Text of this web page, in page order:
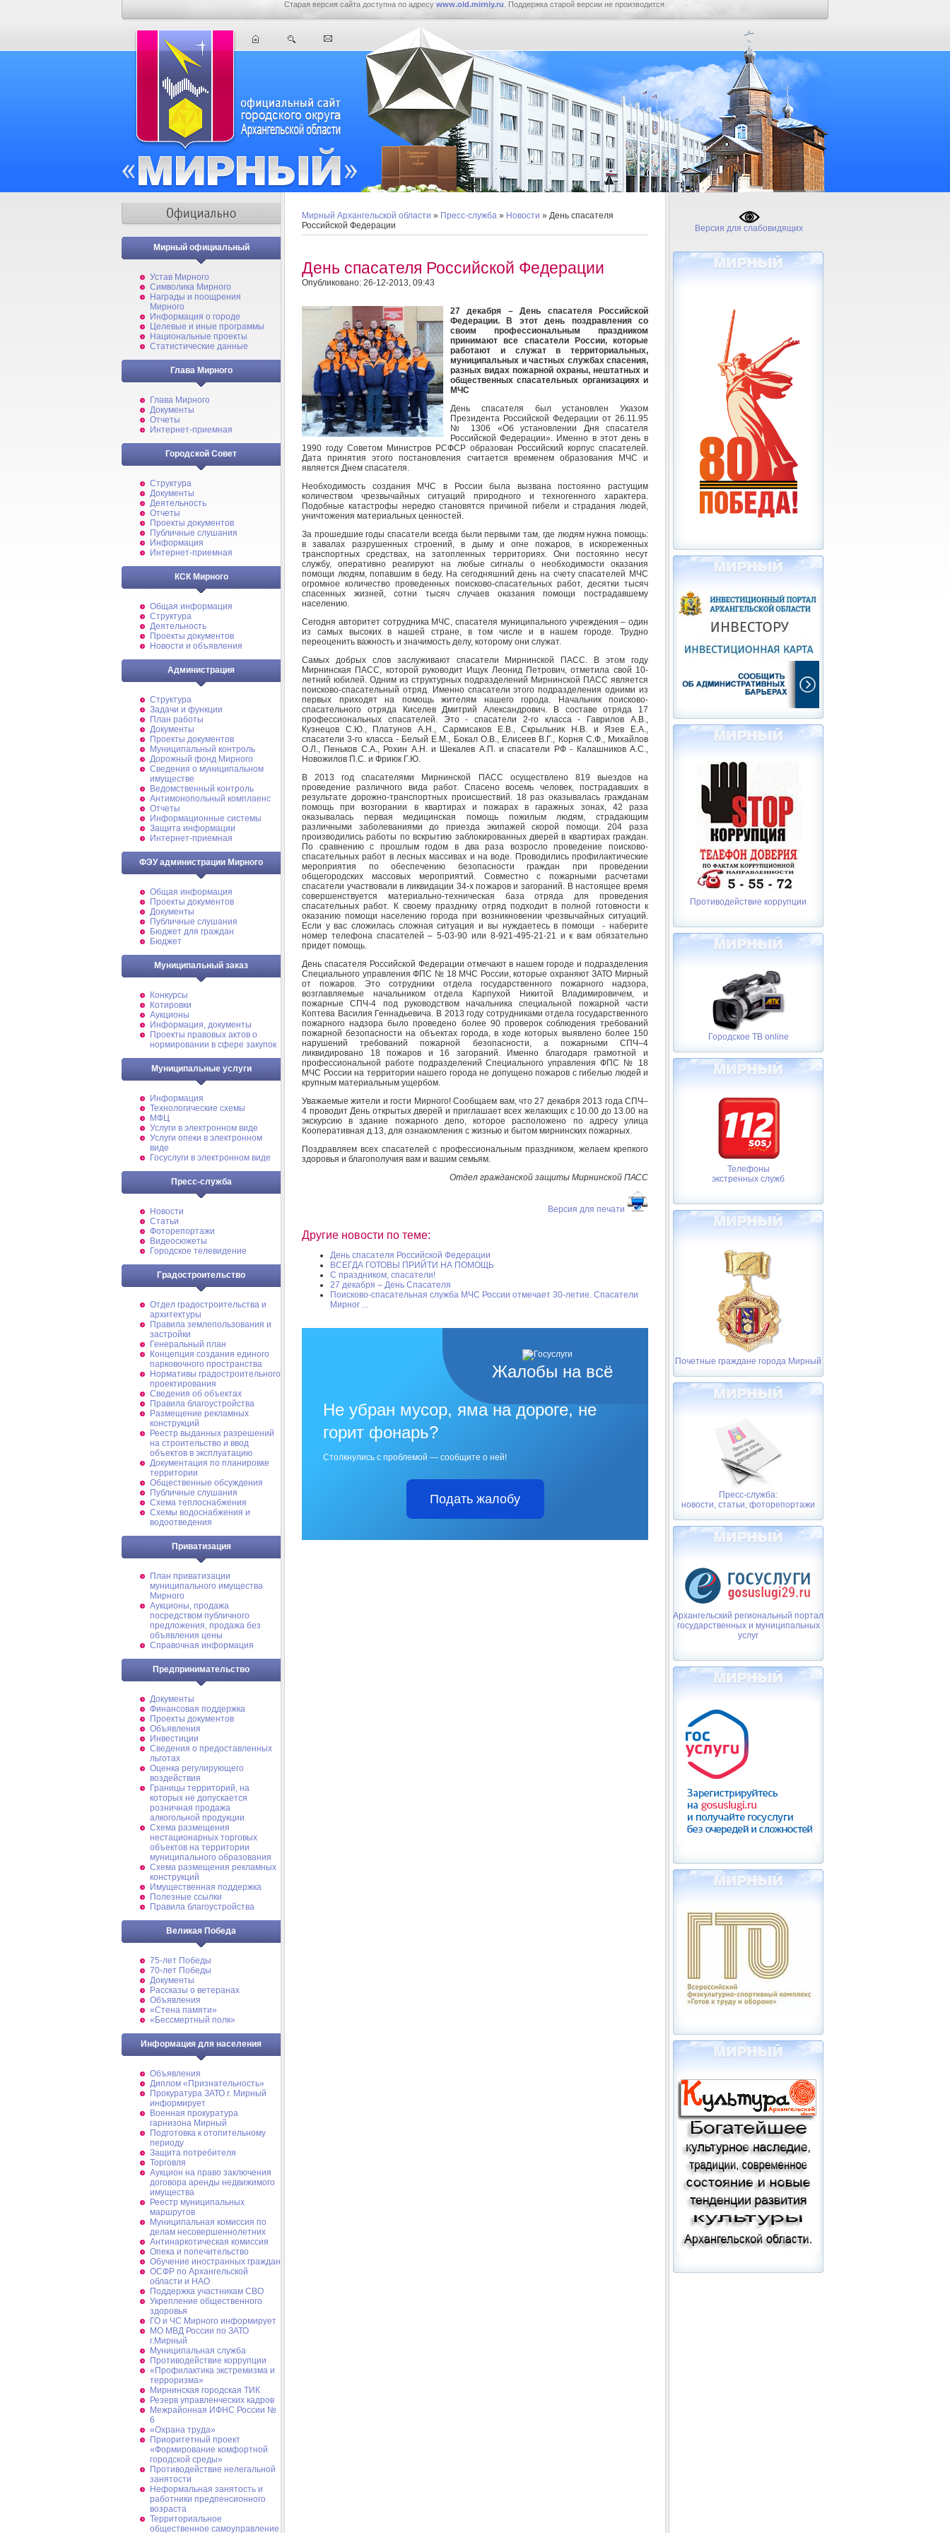
Старая версия сайта доступна по адресу www.old.mirniy.ru . Поддержка старой версии не производится.
Мирный официальный
Устав Мирного
Символика Мирного
Награды и поощрения
Мирного
Информация о городе
Целевые и иные программы
Национальные проекты
Статистические данные
Глава Мирного
Глава Мирного
Документы
Отчеты
Интернет-приемная
Городской Совет
Структура
Документы
Деятельность
Отчеты
Проекты документов
Публичные слушания
Информация
Интернет-приемная
КСК Мирного
Общая информация
Структура
Деятельность
Проекты документов
Новости и объявления
Администрация
Структура
Задачи и функции
План работы
Документы
Проекты документов
Муниципальный контроль
Дорожный фонд Мирного
Cведения о муниципальном
имуществе
Ведомственный контроль
Антимонопольный комплаенс
Отчеты
Информационные системы
Защита информации
Интернет-приемная
ФЭУ администрации Мирного
Общая информация
Проекты документов
Документы
Публичные слушания
Бюджет для граждан
Бюджет
Муниципальный заказ
Конкурсы
Котировки
Аукционы
Информация, документы
Проекты правовых актов о
нормировании в сфере закупок
Муниципальные услуги
Информация
Технологические схемы
МФЦ
Услуги в электронном виде
Услуги опеки в электронном
виде
Госуслуги в электронном виде
Пресс-служба
Новости
Статьи
Фоторепортажи
Видеосюжеты
Городское телевидение
Градостроительство
Отдел градостроительства и
архитектуры
Правила землепользования и
застройки
Генеральный план
Концепция создания единого
парковочного пространства
Нормативы градостроительного
проектирования
Сведения об объектах
Правила благоустройства
Размещение рекламных
конструкций
Реестр выданных разрешений
на строительство и ввод
объектов в эксплуатацию
Документация по планировке
территории
Общественные обсуждения
Публичные слушания
Схема теплоснабжения
Схемы водоснабжения и
водоотведения
Приватизация
План приватизации
муниципального имущества
Мирного
Аукционы, продажа
посредством публичного
предложения, продажа без
объявления цены
Справочная информация
Предпринимательство
Документы
Финансовая поддержка
Проекты документов
Объявления
Инвестиции
Сведения о предоставленных
льготах
Оценка регулирующего
воздействия
Границы территорий, на
которых не допускается
розничная продажа
алкогольной продукции
Схема размещения
нестационарных торговых
объектов на территории
муниципального образования
Схема размещения рекламных
конструкций
Имущественная поддержка
Полезные ссылки
Правила благоустройства
Великая Победа
75-лет Победы
70-лет Победы
Документы
Рассказы о ветеранах
Объявления
«Стена памяти»
«Бессмертный полк»
Информация для населения
Объявления
Диплом «Признательность»
Прокуратура ЗАТО г. Мирный
информирует
Военная прокуратура
гарнизона Мирный
Подготовка к отопительному
периоду
Защита потребителя
Торговля
Аукцион на право заключения
договора аренды недвижимого
имущества
Реестр муниципальных
маршрутов
Муниципальная комиссия по
делам несовершеннолетних
Антинаркотическая комиссия
Опека и попечительство
Обучение иностранных граждан
ОСФР по Архангельской
области и НАО
Поддержка участникам СВО
Укрепление общественного
здоровья
ГО и ЧС Мирного информирует
МО МВД России по ЗАТО
г.Мирный
Муниципальная cлужба
Противодействие коррупции
«Профилактика экстремизма и
терроризма»
Мирнинская городская ТИК
Резерв управленческих кадров
Межрайонная ИФНС России №
6
«Охрана труда»
Приоритетный проект
«Формирование комфортной
городской среды»
Противодействие нелегальной
занятости
Неформальная занятость и
работники предпенсионного
возраста
Территориальное
общественное самоуправление
Мирный Архангельской области » Пресс-служба » Новости » День спасателя
Российской Федерации
День спасателя Российской Федерации
Опубликовано: 26-12-2013, 09:43
27 декабря – День спасателя Российской
Федерации. В этот день поздравления со
своим профессиональным праздником
принимают все спасатели России, которые
работают и служат в территориальных,
муниципальных и частных службах спасения,
разных видах пожарной охраны, нештатных и
общественных спасательных организациях и
МЧС
День спасателя был установлен Указом
Президента Российской Федерации от 26.11.95
№ 1306 «Об установлении Дня спасателя
Российской Федерации». Именно в этот день в
1990 году Советом Министров РСФСР образован Российский корпус спасателей.
Дата принятия этого постановления считается временем образования МЧС и
является Днем спасателя.
Необходимость создания МЧС в России была вызвана постоянно растущим
количеством чрезвычайных ситуаций природного и техногенного характера.
Подобные катастрофы нередко становятся причиной гибели и страдания людей,
уничтожения материальных ценностей.
За прошедшие годы спасатели всегда были первыми там, где людям нужна помощь:
в завалах разрушенных строений, в дыму и огне пожаров, в искореженных
транспортных средствах, на затопленных территориях. Они постоянно несут
службу, оперативно реагируют на любые сигналы о необходимости оказания
помощи людям, попавшим в беду. На сегодняшний день на счету спасателей МЧС
огромное количество проведенных поисково-спасательных работ, десятки тысяч
спасенных жизней, сотни тысяч случаев оказания помощи пострадавшему
населению.
Сегодня авторитет сотрудника МЧС, спасателя муниципального учреждения – один
из самых высоких в нашей стране, в том числе и в нашем городе. Трудно
переоценить важность и значимость делу, которому они служат.
Самых добрых слов заслуживают спасатели Мирнинской ПАСС. В этом году
Мирнинская ПАСС, которой руководит Ищук Леонид Петрович, отметила свой 10-
летний юбилей. Одним из структурных подразделений Мирнинской ПАСС является
поисково-спасательный отряд. Именно спасатели этого подразделения одними из
первых приходят на помощь жителям нашего города. Начальник поисково-
спасательного отряда Киселев Дмитрий Александрович. В составе отряда 17
профессиональных спасателей. Это - спасатели 2-го класса - Гаврилов А.В.,
Кузнецов С.Ю., Платунов А.Н., Сармисаков Е.В., Скрыльник Н.В. и Язев Е.А.,
спасатели 3-го класса - Белый Е.М., Бокал О.В., Елисеев В.Г., Корня С.Ф., Михайлов
О.Л., Пеньков С.А., Рохин А.Н. и Шекалев А.П. и спасатели РФ - Калашников А.С.,
Новожилов П.С. и Фриюк Г.Ю.
В 2013 год спасателями Мирнинской ПАСС осуществлено 819 выездов на
проведение различного вида работ. Спасено восемь человек, пострадавших в
результате дорожно-транспортных происшествий. 18 раз оказывалась гражданам
помощь при возгорании в квартирах и пожарах в гаражных зонах, 42 раза
оказывалась первая медицинская помощь пожилым людям, страдающим
различными заболеваниями до приезда экипажей скорой помощи. 204 раза
производились работы по вскрытию заблокированных дверей в квартирах граждан.
По сравнению с прошлым годом в два раза возросло проведение поисково-
спасательных работ в лесных массивах и на воде. Проводились профилактические
мероприятия по обеспечению безопасности граждан при проведении
общегородских массовых мероприятий. Совместно с пожарными расчетами
спасатели участвовали в ликвидации 34-х пожаров и загораний. В настоящее время
совершенствуется материально-техническая база отряда для проведения
спасательных работ. К своему празднику отряд подходит в полной готовности к
оказанию помощи населению города при возникновении чрезвычайных ситуаций.
Если у вас сложилась сложная ситуация и вы нуждаетесь в помощи - наберите
номер телефона спасателей – 5-03-90 или 8-921-495-21-21 и к вам обязательно
придет помощь.
День спасателя Российской Федерации отмечают в нашем городе и подразделения
Специального управления ФПС № 18 МЧС России, которые охраняют ЗАТО Мирный
от пожаров. Это сотрудники отдела государственного пожарного надзора,
возглавляемые начальником отдела Карпухой Никитой Владимировичем, и
пожарные СПЧ-4 под руководством начальника специальной пожарной части
Коптева Василия Геннадьевича. В 2013 году сотрудниками отдела государственного
пожарного надзора было проведено более 90 проверок соблюдения требований
пожарной безопасности на объектах города, в ходе которых выявлено более 150
нарушений требований пожарной безопасности, а пожарными СПЧ–4
ликвидировано 18 пожаров и 16 загораний. Именно благодаря грамотной и
профессиональной работе подразделений Специального управления ФПС № 18
МЧС России на территории нашего города не допущено пожаров с гибелью людей и
крупным материальным ущербом.
Уважаемые жители и гости Мирного! Сообщаем вам, что 27 декабря 2013 года СПЧ–
4 проводит День открытых дверей и приглашает всех желающих с 10.00 до 13.00 на
экскурсию в здание пожарного депо, которое расположено по адресу улица
Кооперативная д.13, для ознакомления с жизнью и бытом мирнинских пожарных.
Поздравляем всех спасателей с профессиональным праздником, желаем крепкого
здоровья и благополучия вам и вашим семьям.
Отдел гражданской защиты Мирнинской ПАСС
Версия для печати
Другие новости по теме:
День спасателя Российской Федерации
ВСЕГДА ГОТОВЫ ПРИЙТИ НА ПОМОЩЬ
С праздником, спасатели!
27 декабря – День Спасателя
Поисково-спасательная служба МЧС России отмечает 30-летие. Спасатели
Мирног ...
Жалобы на всё
Не убран мусор, яма на дороге, не
горит фонарь?
Столкнулись с проблемой — сообщите о ней!
Подать жалобу
Версия для слабовидящих
Противодействие коррупции
Городское ТВ online
Телефоны
экстренных служб
Почетные граждане города Мирный
Пресс-служба:
новости, статьи, фоторепортажи
Архангельский региональный портал
государственных и муниципальных
услуг